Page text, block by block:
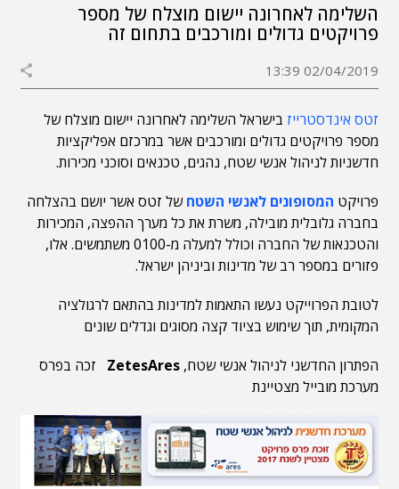
השלימה לאחרונה יישום מוצלח של מספר
פרויקטים גדולים ומורכבים בתחום זה
02/04/2019 13:39
זטס אינדסטרייז בישראל השלימה לאחרונה יישום מוצלח של
מספר פרויקטים גדולים ומורכבים אשר במרכזם אפליקציות
חדשניות לניהול אנשי שטח, נהגים, טכנאים וסוכני מכירות.
פרויקט המסופונים לאנשי השטחשל זטס אשר יושם בהצלחה
בחברה גלובלית מובילה, משרת את כל מערך ההפצה, המכירות
והטכנאות של החברה וכולל למעלה מ-0100 משתמשים. אלו,
פזורים במספר רב של מדינות וביניהן ישראל.
לטובת הפרוייקט נעשו התאמות למדינות בהתאם לרגולציה
המקומית, תוך שימוש בציוד קצה מסוגים וגדלים שונים
הפתרון החדשני לניהול אנשי שטח,
זכה בפרס
מערכת מובייל מצטיינת